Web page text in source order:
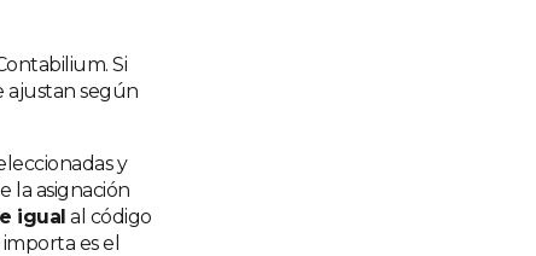
Si
ajustan según
y
la asignación
igual al código
es el